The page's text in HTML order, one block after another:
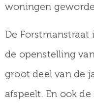
woningen
De Forstmanstraat
de openstelling
groot deel van de
afspeelt. En ook